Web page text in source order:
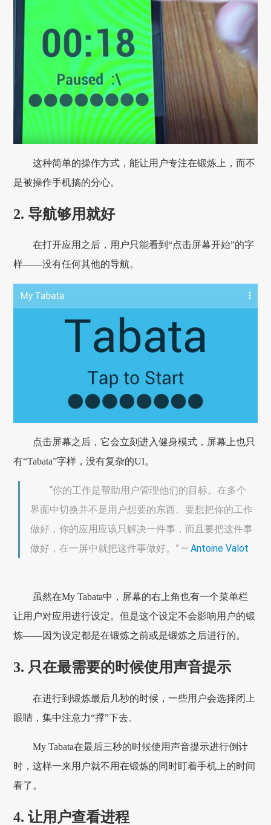
这种简单的操作方式，能让用户专注在锻炼上，而不
是被操作手机搞的分心。
2. 导航够用就好
在打开应用之后，用户只能看到“点击屏幕开始”的字
样——没有任何其他的导航。
点击屏幕之后，它会立刻进入健身模式，屏幕上也只
有“Tabata”字样，没有复杂的UI。
“你的工作是帮助用户管理他们的目标。在多个
界面中切换并不是用户想要的东西。要想把你的工作
做好，你的应用应该只解决一件事，而且要把这件事
做好，在一屏中就把这件事做好。” ~ Antoine Valot
虽然在My Tabata中，屏幕的右上角也有一个菜单栏
让用户对应用进行设定。但是这个设定不会影响用户的锻
炼——因为设定都是在锻炼之前或是锻炼之后进行的。
3. 只在最需要的时候使用声音提示
在进行到锻炼最后几秒的时候，一些用户会选择闭上
眼睛，集中注意力“撑”下去。
My Tabata在最后三秒的时候使用声音提示进行倒计
时，这样一来用户就不用在锻炼的同时盯着手机上的时间
看了。
4. 让用户查看进程